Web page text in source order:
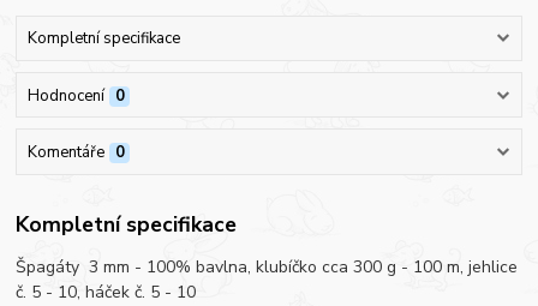
Kompletní specifikace
Hodnocení 0
Komentáře 0
Kompletní specifikace
Špagáty 3 mm - 100% bavlna, klubíčko cca 300 g - 100 m, jehlice
č. 5 - 10, háček č. 5 - 10